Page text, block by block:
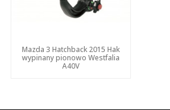
Mazda 3 Hatchback 2015 Hak
wypinany pionowo Westfalia
A40V